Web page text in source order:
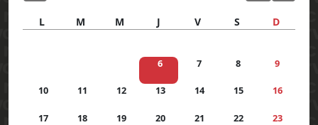
6 7 8 9
10 11 12 13 14 15 16
17 18 19 20 21 22 23